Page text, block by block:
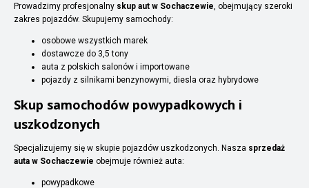
Prowadzimy profesjonalny skup aut w Sochaczewie, obejmujący szeroki
zakres pojazdów. Skupujemy samochody:
osobowe wszystkich marek
dostawcze do 3,5 tony
auta z polskich salonów i importowane
pojazdy z silnikami benzynowymi, diesla oraz hybrydowe
Skup samochodów powypadkowych i
uszkodzonych
Specjalizujemy się w skupie pojazdów uszkodzonych. Nasza sprzedaż
auta w Sochaczewie obejmuje również auta:
powypadkowe